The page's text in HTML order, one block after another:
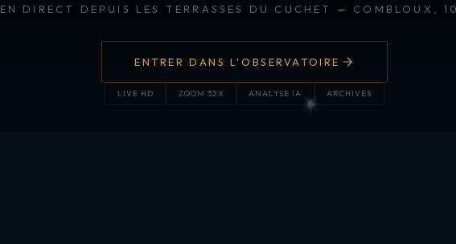
EN DIRECT DEPUIS LES TERRASSES DU CUCHET — COMBLOUX,
ENTRER DANS L'OBSERVATOIRE
LIVE HD ZOOM 32X ANALYSE IA ARCHIVES